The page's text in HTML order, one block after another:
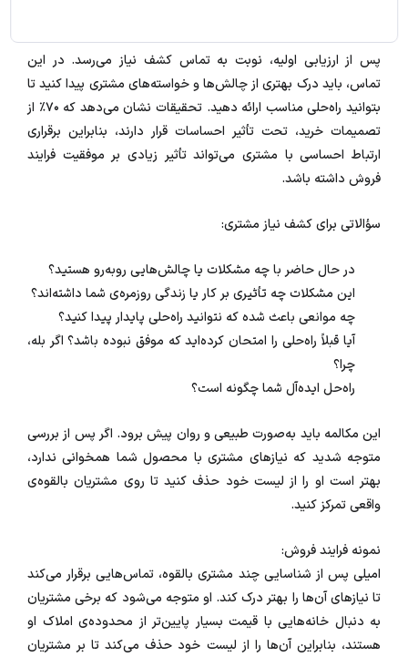
پس از ارزیابی اولیه، نوبت به تماس کشف نیاز می‌رسد. در این
تماس، باید درک بهتری از چالش‌ها و خواسته‌های مشتری پیدا کنید تا
بتوانید راه‌حلی مناسب ارائه دهید. تحقیقات نشان می‌دهد که ۷۰٪ از
تصمیمات خرید، تحت تأثیر احساسات قرار دارند، بنابراین برقراری
ارتباط احساسی با مشتری می‌تواند تأثیر زیادی بر موفقیت فرایند
فروش داشته باشد.
سؤالاتی برای کشف نیاز مشتری:
در حال حاضر با چه مشکلات یا چالش‌هایی روبه‌رو هستید؟
این مشکلات چه تأثیری بر کار یا زندگی روزمره‌ی شما داشته‌اند؟
چه موانعی باعث شده که نتوانید راه‌حلی پایدار پیدا کنید؟
آیا قبلاً راه‌حلی را امتحان کرده‌اید که موفق نبوده باشد؟ اگر بله،
چرا؟
راه‌حل ایده‌آل شما چگونه است؟
این مکالمه باید به‌صورت طبیعی و روان پیش برود. اگر پس از بررسی
متوجه شدید که نیازهای مشتری با محصول شما همخوانی ندارد،
بهتر است او را از لیست خود حذف کنید تا روی مشتریان بالقوه‌ی
واقعی تمرکز کنید.
نمونه فرایند فروش:
امیلی پس از شناسایی چند مشتری بالقوه، تماس‌هایی برقرار می‌کند
تا نیازهای آن‌ها را بهتر درک کند. او متوجه می‌شود که برخی مشتریان
به دنبال خانه‌هایی با قیمت بسیار پایین‌تر از محدوده‌ی املاک او
هستند، بنابراین آن‌ها را از لیست خود حذف می‌کند تا بر مشتریان